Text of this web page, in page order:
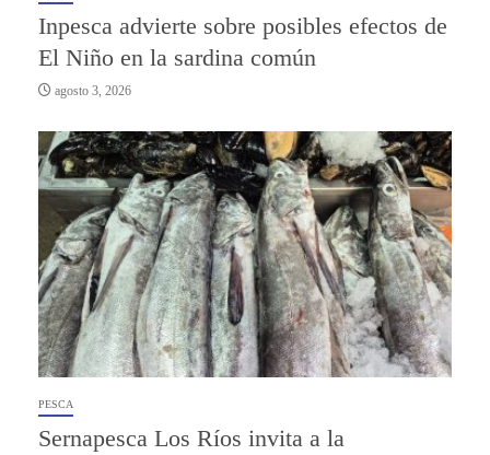
Inpesca advierte sobre posibles efectos de
El Niño en la sardina común
agosto 3, 2026
PESCA
Sernapesca Los Ríos invita a la